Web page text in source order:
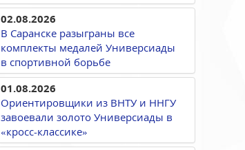
02.08.2026
В Саранске разыграны все
комплекты медалей Универсиады
в спортивной борьбе
01.08.2026
Ориентировщики из ВНТУ и ННГУ
завоевали золото Универсиады в
«кросс-классике»